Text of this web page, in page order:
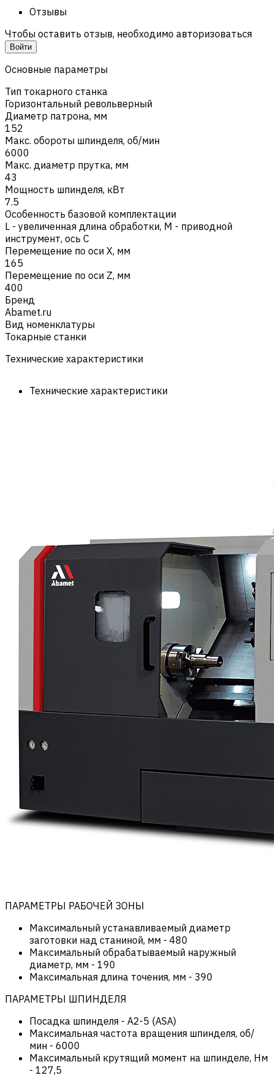
Отзывы
Чтобы оставить отзыв, необходимо авторизоваться
Войти
Основные параметры
Тип токарного станка
Горизонтальный револьверный
Диаметр патрона, мм
152
Макс. обороты шпинделя, об/мин
6000
Макс. диаметр прутка, мм
43
Мощность шпинделя, кВт
7.5
Особенность базовой комплектации
L - увеличенная длина обработки, M - приводной
инструмент, ось C
Перемещение по оси X, мм
165
Перемещение по оси Z, мм
400
Бренд
Abamet.ru
Вид номенклатуры
Токарные станки
Технические характеристики
Технические характеристики
ПАРАМЕТРЫ РАБОЧЕЙ ЗОНЫ
Максимальный устанавливаемый диаметр
заготовки над станиной, мм - 480
Максимальный обрабатываемый наружный
диаметр, мм - 190
Максимальная длина точения, мм - 390
ПАРАМЕТРЫ ШПИНДЕЛЯ
Посадка шпинделя - А2-5 (ASA)
Максимальная частота вращения шпинделя, об/
мин - 6000
Максимальный крутящий момент на шпинделе, Нм
- 127,5